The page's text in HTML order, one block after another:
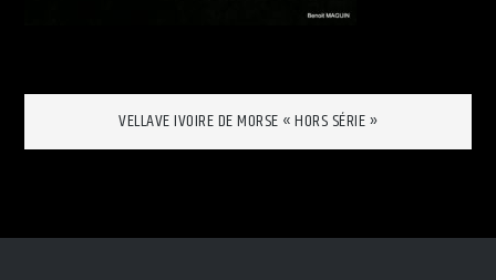
Navigation
l’article
VELLAVE IVOIRE DE MORSE « HORS SÉRIE »